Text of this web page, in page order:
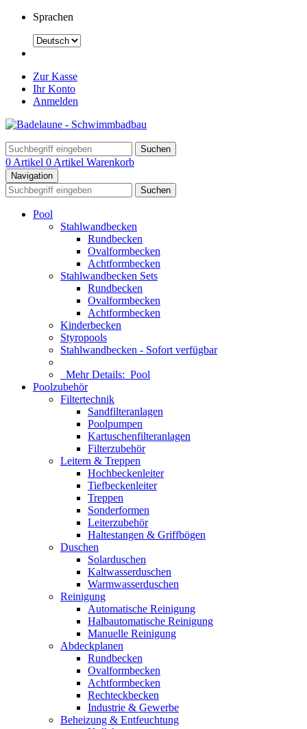
Sprachen
Zur Kasse
Ihr Konto
Anmelden
Suchen
0 Artikel 0 Artikel Warenkorb
Navigation
Suchen
Pool
Stahlwandbecken
Rundbecken
Ovalformbecken
Achtformbecken
Stahlwandbecken Sets
Rundbecken
Ovalformbecken
Achtformbecken
Kinderbecken
Styropools
Stahlwandbecken - Sofort verfügbar
Mehr Details: Pool
Poolzubehör
Filtertechnik
Sandfilteranlagen
Poolpumpen
Kartuschenfilteranlagen
Filterzubehör
Leitern & Treppen
Hochbeckenleiter
Tiefbeckenleiter
Treppen
Sonderformen
Leiterzubehör
Haltestangen & Griffbögen
Duschen
Solarduschen
Kaltwasserduschen
Warmwasserduschen
Reinigung
Automatische Reinigung
Halbautomatische Reinigung
Manuelle Reinigung
Abdeckplanen
Rundbecken
Ovalformbecken
Achtformbecken
Rechteckbecken
Industrie & Gewerbe
Beheizung & Entfeuchtung